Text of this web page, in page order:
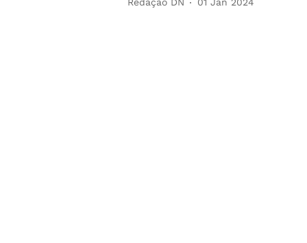
Redação DN 01 Jan 2024